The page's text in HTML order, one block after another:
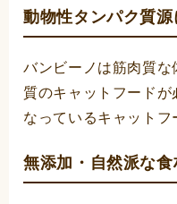
動物性タンパク質源
バンビーノは筋肉質な
質のキャットフードが
なっているキャットフ
無添加・自然派な食